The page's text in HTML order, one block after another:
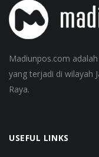
Madiunpos.com
yang terjadi di wilayah
Raya.
USEFUL LINKS